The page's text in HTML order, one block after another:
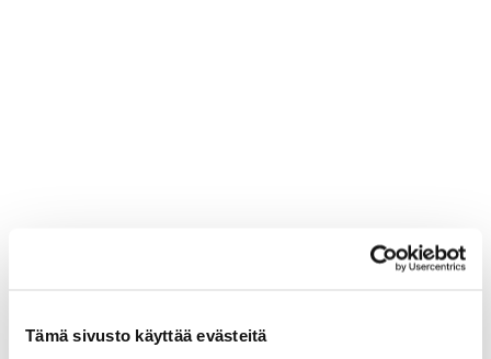
Tämä sivusto käyttää evästeitä